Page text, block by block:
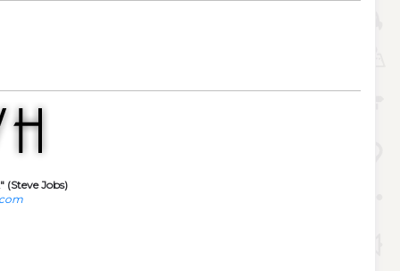
(Steve Jobs)